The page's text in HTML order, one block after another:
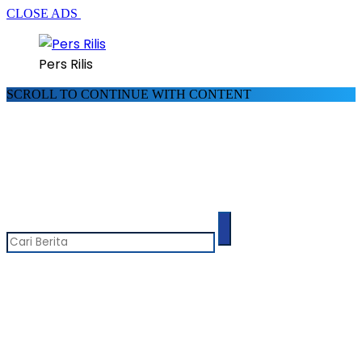
CLOSE ADS
Pers Rilis
SCROLL TO CONTINUE WITH CONTENT